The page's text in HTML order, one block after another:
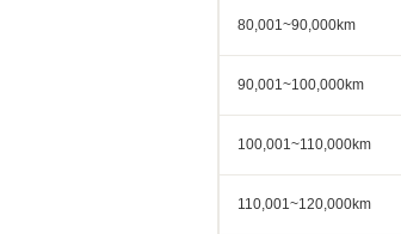
80,001~90,000km
90,001~100,000km
100,001~110,000km
110,001~120,000km